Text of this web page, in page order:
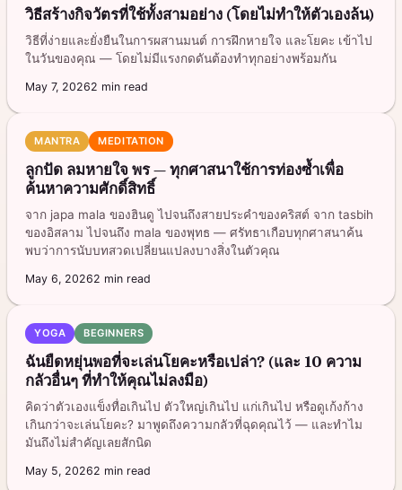
วิธีสร้างกิจวัตรที่ใช้ทั้งสามอย่าง (โดยไม่ทำให้ตัวเองล้น)
วิธีที่ง่ายและยั่งยืนในการผสานมนต์ การฝึกหายใจ และโยคะ เข้าไป
ในวันของคุณ — โดยไม่มีแรงกดดันต้องทำทุกอย่างพร้อมกัน
May 7, 20262 min read
MANTRA MEDITATION
ลูกปัด ลมหายใจ พร — ทุกศาสนาใช้การท่องซ้ำเพื่อ
ค้นหาความศักดิ์สิทธิ์
จาก japa mala ของฮินดู ไปจนถึงสายประคำของคริสต์ จาก tasbih
ของอิสลาม ไปจนถึง mala ของพุทธ — ศรัทธาเกือบทุกศาสนาค้น
พบว่าการนับบทสวดเปลี่ยนแปลงบางสิ่งในตัวคุณ
May 6, 20262 min read
YOGA BEGINNERS
ฉันยืดหยุ่นพอที่จะเล่นโยคะหรือเปล่า? (และ 10 ความ
กลัวอื่นๆ ที่ทำให้คุณไม่ลงมือ)
คิดว่าตัวเองแข็งทื่อเกินไป ตัวใหญ่เกินไป แก่เกินไป หรือดูเก้งก้าง
เกินกว่าจะเล่นโยคะ? มาพูดถึงความกลัวที่ฉุดคุณไว้ — และทำไม
มันถึงไม่สำคัญเลยสักนิด
May 5, 20262 min read